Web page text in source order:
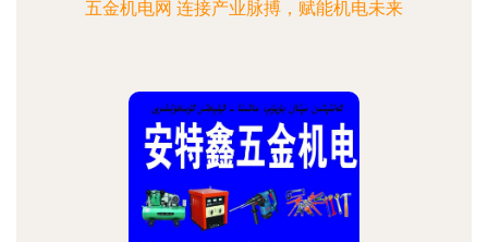
五金机电网 连接产业脉搏，赋能机电未来